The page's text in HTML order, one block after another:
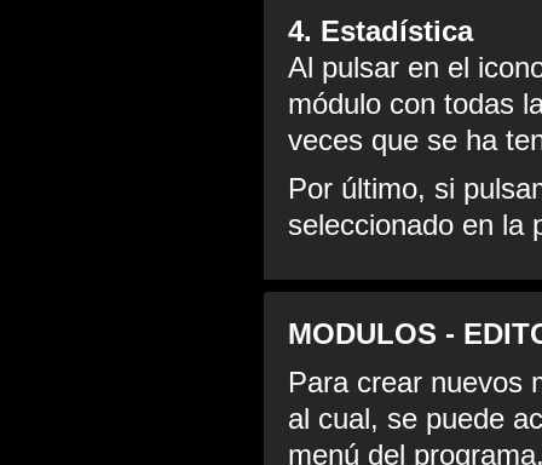
4. Estadística
Al pulsar en el
módulo con todas
veces que se ha
Por último, si
seleccionado en la
MODULOS -
Para crear nuevos
al cual, se puede
menú del